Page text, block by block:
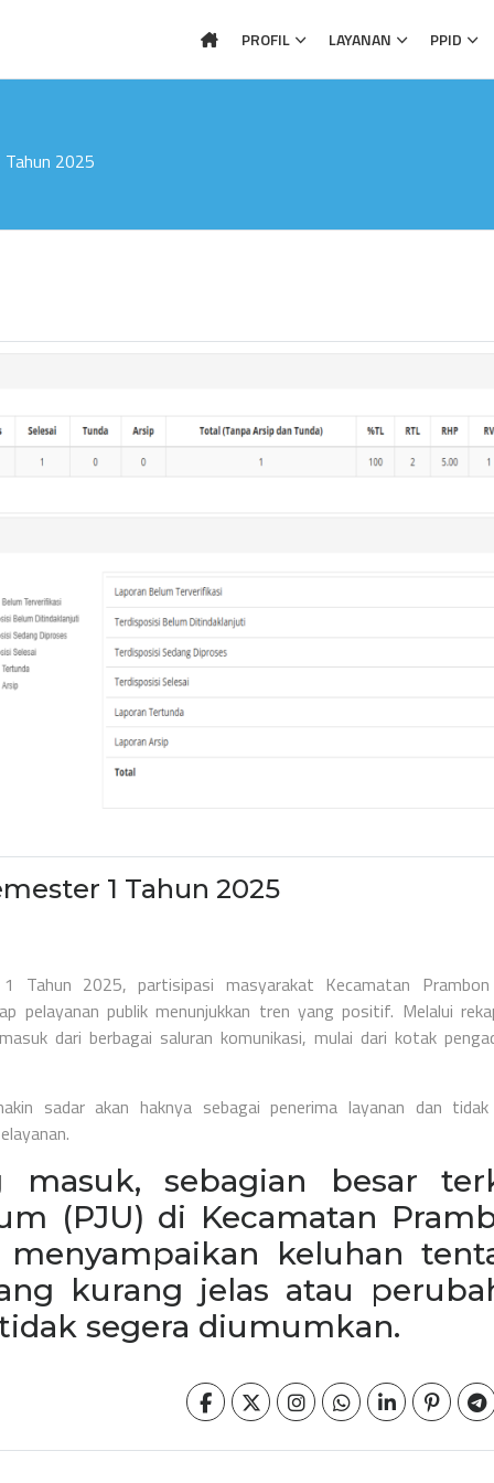
PROFIL LAYANAN PPID
2025
1 Tahun 2025
Tahun 2025, partisipasi masyarakat Kecamatan
pelayanan publik menunjukkan tren yang positif. Melalui
dari berbagai saluran komunikasi, mulai dari kotak
sadar akan haknya sebagai penerima layanan dan
masuk, sebagian besar
(PJU) di Kecamatan
keluhan
kurang jelas atau
segera diumumkan.